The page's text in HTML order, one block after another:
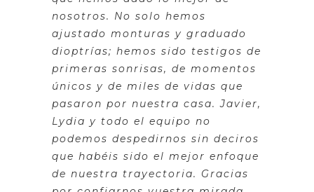
nosotros. No solo hemos
ajustado monturas y graduado
dioptrías; hemos sido testigos de
primeras sonrisas, de momentos
únicos y de miles de vidas que
pasaron por nuestra casa. Javier,
Lydia y todo el equipo no
podemos despedirnos sin deciros
que habéis sido el mejor enfoque
de nuestra trayectoria. Gracias